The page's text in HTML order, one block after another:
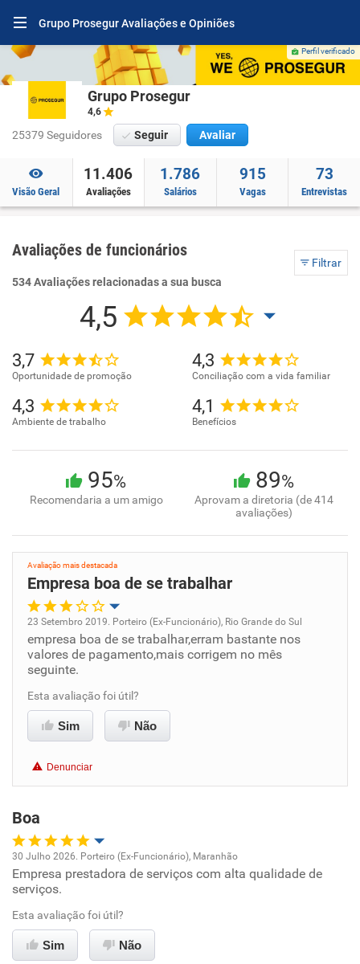
Grupo Prosegur Avaliações e Opiniões
Perfil verificado
Grupo Prosegur
4,6
25379 Seguidores Seguir Avaliar
Visão Geral
11.406
Avaliações
1.786
Salários
915
Vagas
73
Entrevistas
Avaliações de funcionários
Filtrar
534 Avaliações relacionadas a sua busca
4,5
3,7
Oportunidade de promoção
4,3
Conciliação com a vida familiar
4,3
Ambiente de trabalho
4,1
Benefícios
95%
Recomendaria a um amigo
89%
Aprovam a diretoria (de 414
avaliações)
Avaliação mais destacada
Empresa boa de se trabalhar
Oportunidade de promoção
Ambiente de trabalho
Conciliação com a vida familiar
23 Setembro 2019. Porteiro (Ex-Funcionário), Rio Grande do Sul
empresa boa de se trabalhar,erram bastante nos
valores de pagamento,mais corrigem no mês
seguinte.
Esta avaliação foi útil?
Sim Não
Denunciar
Boa
Oportunidade de promoção
Ambiente de trabalho
Conciliação com a vida familiar
30 Julho 2026. Porteiro (Ex-Funcionário), Maranhão
Empresa prestadora de serviços com alta qualidade de
serviços.
Esta avaliação foi útil?
Sim Não